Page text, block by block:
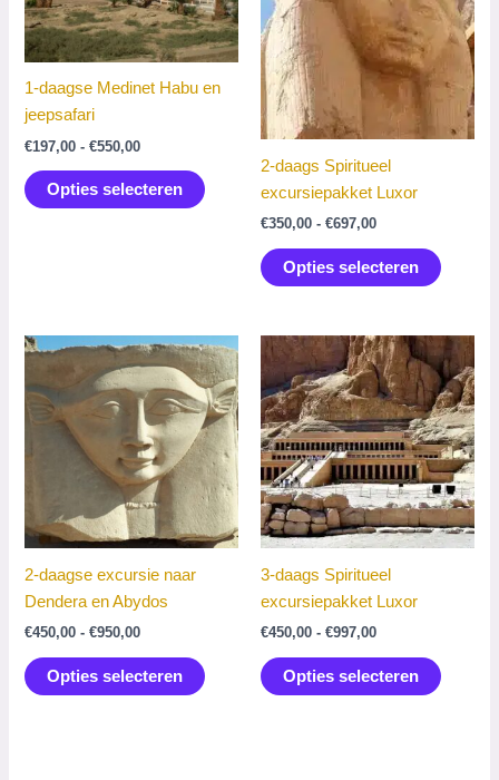
1-daagse Medinet Habu en
jeepsafari
€197,00 - €550,00Prijsklasse:
tot
Opties selecteren
meerdere
variaties.
optie
kan
gekozen
worden
op
de
productpagina
2-daags Spiritueel
excursiepakket Luxor
€350,00 - €697,00Prijsklasse:
tot
Opties selecteren
Deze
optie
kan
worden
op
de
2-daagse excursie naar
Dendera en Abydos
€450,00 - €950,00Prijsklasse:
tot
Opties selecteren
3-daags Spiritueel
excursiepakket Luxor
€450,00 - €997,00Prijsklasse:
tot
Opties selecteren